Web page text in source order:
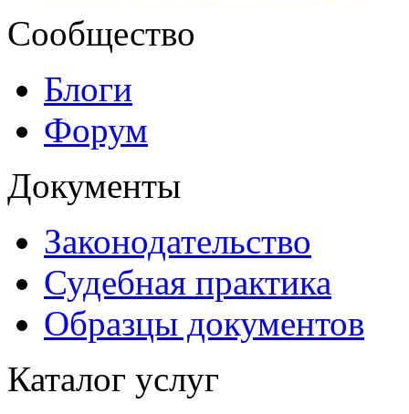
Сообщество
Блоги
Форум
Документы
Законодательство
Судебная практика
Образцы документов
Каталог услуг